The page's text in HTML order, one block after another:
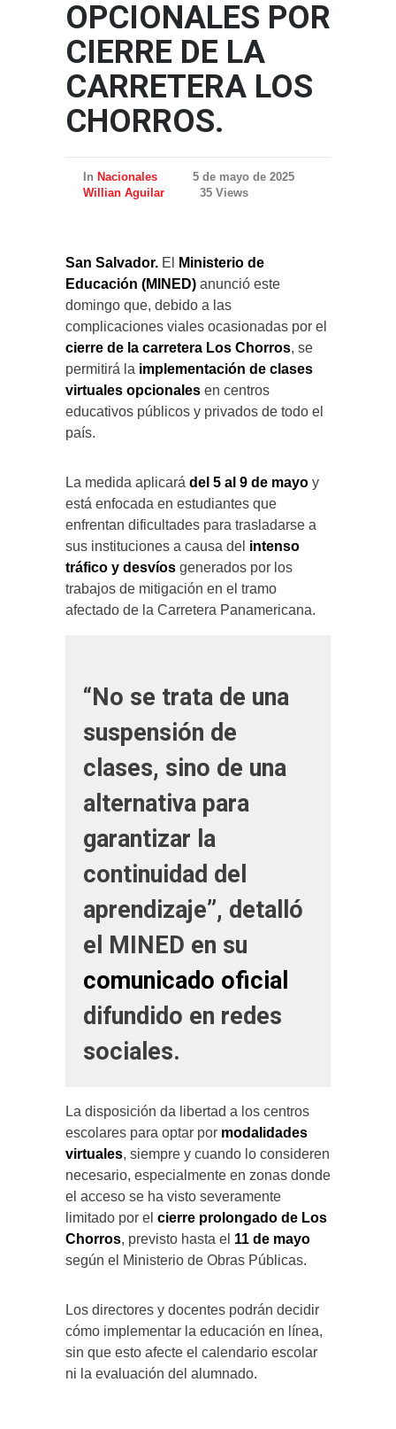
OPCIONALES POR
CIERRE DE LA
CARRETERA LOS
CHORROS.
In Nacionales
5 de mayo de 2025
Willian Aguilar
35 Views
San Salvador. El
Ministerio de
Educación (MINED) anunció este
domingo que, debido a las
complicaciones viales ocasionadas por el
cierre de la carretera Los Chorros, se
permitirá la implementación de clases
virtuales opcionales en centros
educativos públicos y privados de todo el
país.
La medida aplicará del 5 al 9 de mayo y
está enfocada en estudiantes que
enfrentan dificultades para trasladarse a
sus instituciones a causa del intenso
tráfico y desvíos generados por los
trabajos de mitigación en el tramo
afectado de la Carretera Panamericana.
“No se trata de una
suspensión de
clases, sino de una
alternativa para
garantizar la
continuidad del
aprendizaje”, detalló
el MINED en su
comunicado oficial
difundido en redes
sociales.
La disposición da libertad a los centros
escolares para optar por modalidades
virtuales, siempre y cuando lo consideren
necesario, especialmente en zonas donde
el acceso se ha visto severamente
limitado por el cierre prolongado de Los
Chorros, previsto hasta el 11 de mayo
según el Ministerio de Obras Públicas.
Los directores y docentes podrán decidir
cómo implementar la educación en línea,
sin que esto afecte el calendario escolar
ni la evaluación del alumnado.